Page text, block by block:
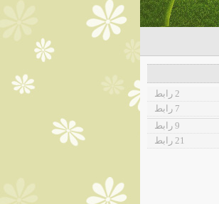
2 رابط
7 رابط
9 رابط
21 رابط